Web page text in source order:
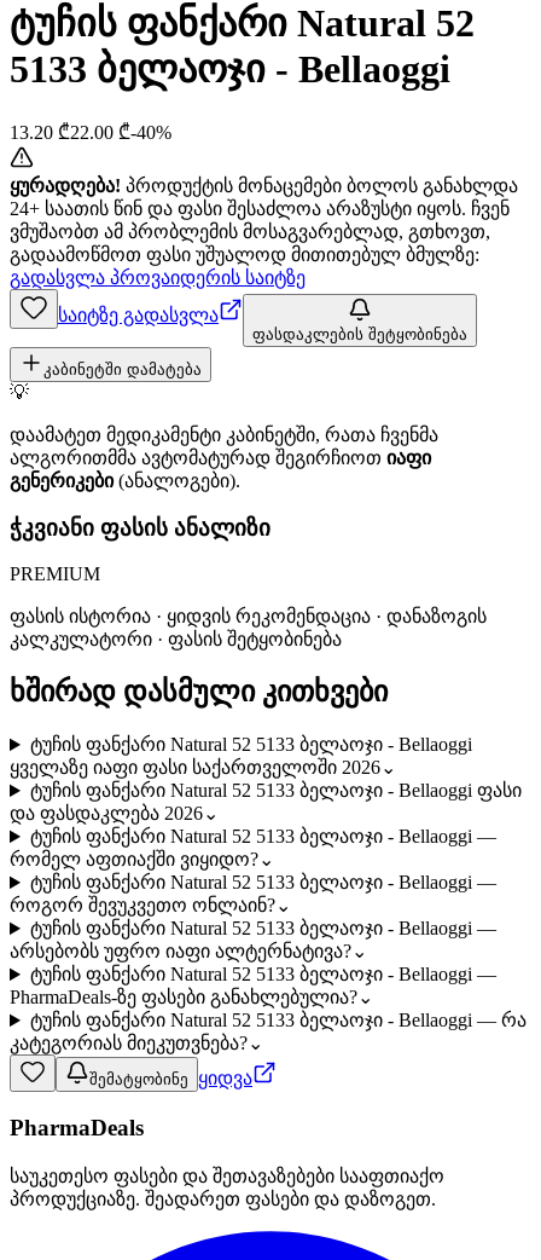
ტუჩის ფანქარი Natural 52
5133 ბელაოჯი - Bellaoggi
13.20 ₾22.00 ₾-40%
ყურადღება! პროდუქტის მონაცემები ბოლოს განახლდა
24+ საათის წინ და ფასი შესაძლოა არაზუსტი იყოს. ჩვენ
ვმუშაობთ ამ პრობლემის მოსაგვარებლად, გთხოვთ,
გადაამოწმოთ ფასი უშუალოდ მითითებულ ბმულზე:
გადასვლა პროვაიდერის საიტზე
საიტზე გადასვლა
ფასდაკლების შეტყობინება
კაბინეტში დამატება
💡
დაამატეთ მედიკამენტი კაბინეტში, რათა ჩვენმა
ალგორითმმა ავტომატურად შეგირჩიოთ იაფი
გენერიკები(ანალოგები).
ჭკვიანი ფასის ანალიზი
PREMIUM
ფასის ისტორია · ყიდვის რეკომენდაცია · დანაზოგის
კალკულატორი · ფასის შეტყობინება
ხშირად დასმული კითხვები
ტუჩის ფანქარი Natural 52 5133 ბელაოჯი - Bellaoggi
ყველაზე იაფი ფასი საქართველოში 2026⌄
ტუჩის ფანქარი Natural 52 5133 ბელაოჯი - Bellaoggi ფასი
და ფასდაკლება 2026⌄
ტუჩის ფანქარი Natural 52 5133 ბელაოჯი - Bellaoggi —
რომელ აფთიაქში ვიყიდო?⌄
ტუჩის ფანქარი Natural 52 5133 ბელაოჯი - Bellaoggi —
როგორ შევუკვეთო ონლაინ?⌄
ტუჩის ფანქარი Natural 52 5133 ბელაოჯი - Bellaoggi —
არსებობს უფრო იაფი ალტერნატივა?⌄
ტუჩის ფანქარი Natural 52 5133 ბელაოჯი - Bellaoggi —
PharmaDeals-ზე ფასები განახლებულია?⌄
ტუჩის ფანქარი Natural 52 5133 ბელაოჯი - Bellaoggi — რა
კატეგორიას მიეკუთვნება?⌄
შემატყობინე ყიდვა
PharmaDeals
საუკეთესო ფასები და შეთავაზებები სააფთიაქო
პროდუქციაზე. შეადარეთ ფასები და დაზოგეთ.